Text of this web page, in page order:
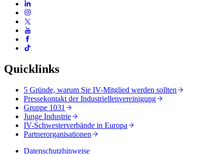
Quicklinks
5 Gründe, warum Sie IV-Mitglied werden sollten
Pressekontakt der Industriellenvereinigung
Gruppe 1031
Junge Industrie
IV-Schwesterverbände in Europa
Partnerorganisationen
Datenschutzhinweise